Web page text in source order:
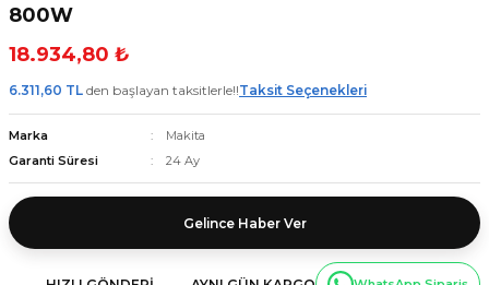
800W
18.934,80 ₺
6.311,60 TL den başlayan taksitlerle!!Taksit Seçenekleri
Marka
Makita
Garanti Süresi
24 Ay
Gelince Haber Ver